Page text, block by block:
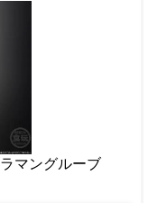
マングルーブ